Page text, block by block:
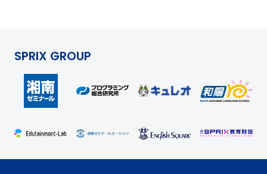
SPRIX GROUP